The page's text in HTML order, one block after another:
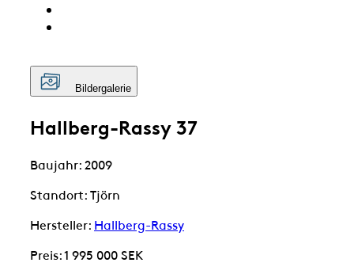
Bildergalerie
Hallberg-Rassy 37
Baujahr: 2009
Standort: Tjörn
Hersteller: Hallberg-Rassy
Preis: 1 995 000 SEK